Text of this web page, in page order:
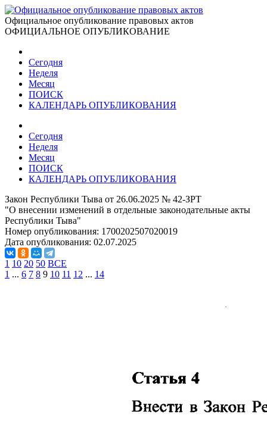
Официальное опубликование правовых актов
ОФИЦИАЛЬНОЕ ОПУБЛИКОВАНИЕ
Сегодня
Неделя
Месяц
ПОИСК
КАЛЕНДАРЬ ОПУБЛИКОВАНИЯ
Сегодня
Неделя
Месяц
ПОИСК
КАЛЕНДАРЬ ОПУБЛИКОВАНИЯ
Закон Республики Тыва от 26.06.2025 № 42-ЗРТ
"О внесении изменений в отдельные законодательные акты
Республики Тыва"
Номер опубликования: 1700202507020019
Дата опубликования: 02.07.2025
1 10 20 50 ВСЕ
1 ... 6 7 8 9 10 11 12 ... 14